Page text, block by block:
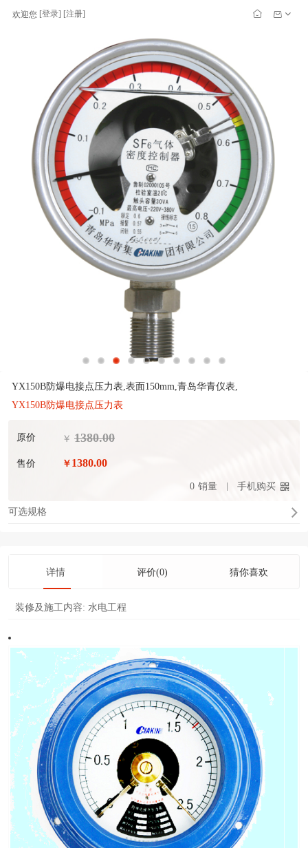
欢迎您 [登录] [注册]
YX150B防爆电接点压力表,表面150mm,青岛华青仪表,
YX150B防爆电接点压力表
原价 ￥ 1380.00
售价 ￥ 1380.00
0 销量 手机购买
可选规格
详情 评价(0) 猜你喜欢
装修及施工内容: 水电工程